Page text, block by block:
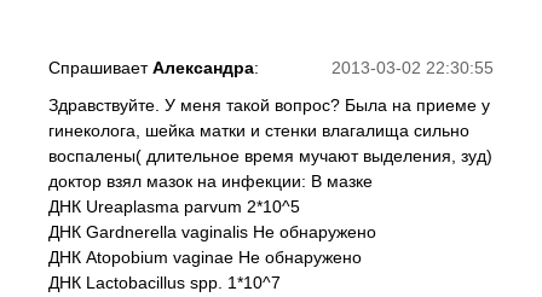
2013-03-02 22:30:55
СпрашиваетАлександра:
Здравствуйте. У меня такой вопрос? Была на приеме у
гинеколога, шейка матки и стенки влагалища сильно
воспалены( длительное время мучают выделения, зуд)
доктор взял мазок на инфекции: В мазке
ДНК Ureaplasma parvum 2*10^5
ДНК Gardnerella vaginalis Не обнаружено
ДНК Atopobium vaginae Не обнаружено
ДНК Lactobacillus spp. 1*10^7